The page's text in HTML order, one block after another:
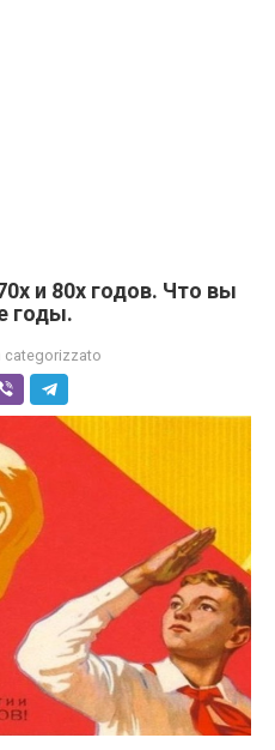
и 80х годов. Что вы
годы.
categorizzato